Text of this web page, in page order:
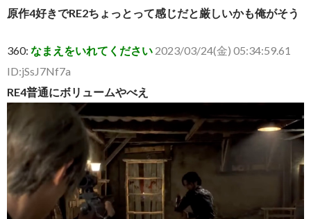
原作4好きでRE2ちょっとって感じだと厳しいかも俺がそう
360: なまえをいれてください 2023/03/24(金) 05:34:59.61
ID:jSsJ7Nf7a
RE4普通にボリュームやべえ